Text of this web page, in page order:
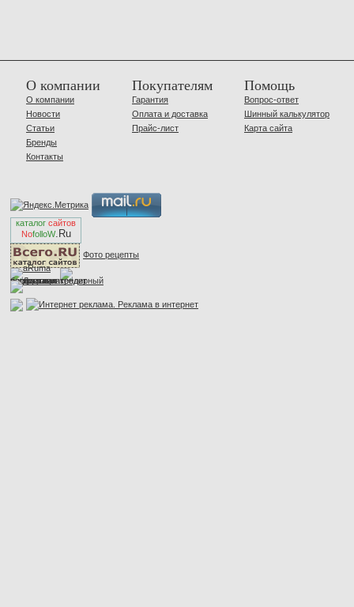
О компании
О компании
Новости
Статьи
Бренды
Контакты
Покупателям
Гарантия
Оплата и доставка
Прайс-лист
Помощь
Вопрос-ответ
Шинный калькулятор
Карта сайта
каталог сайтов
NofolloW.Ru
Фото рецепты